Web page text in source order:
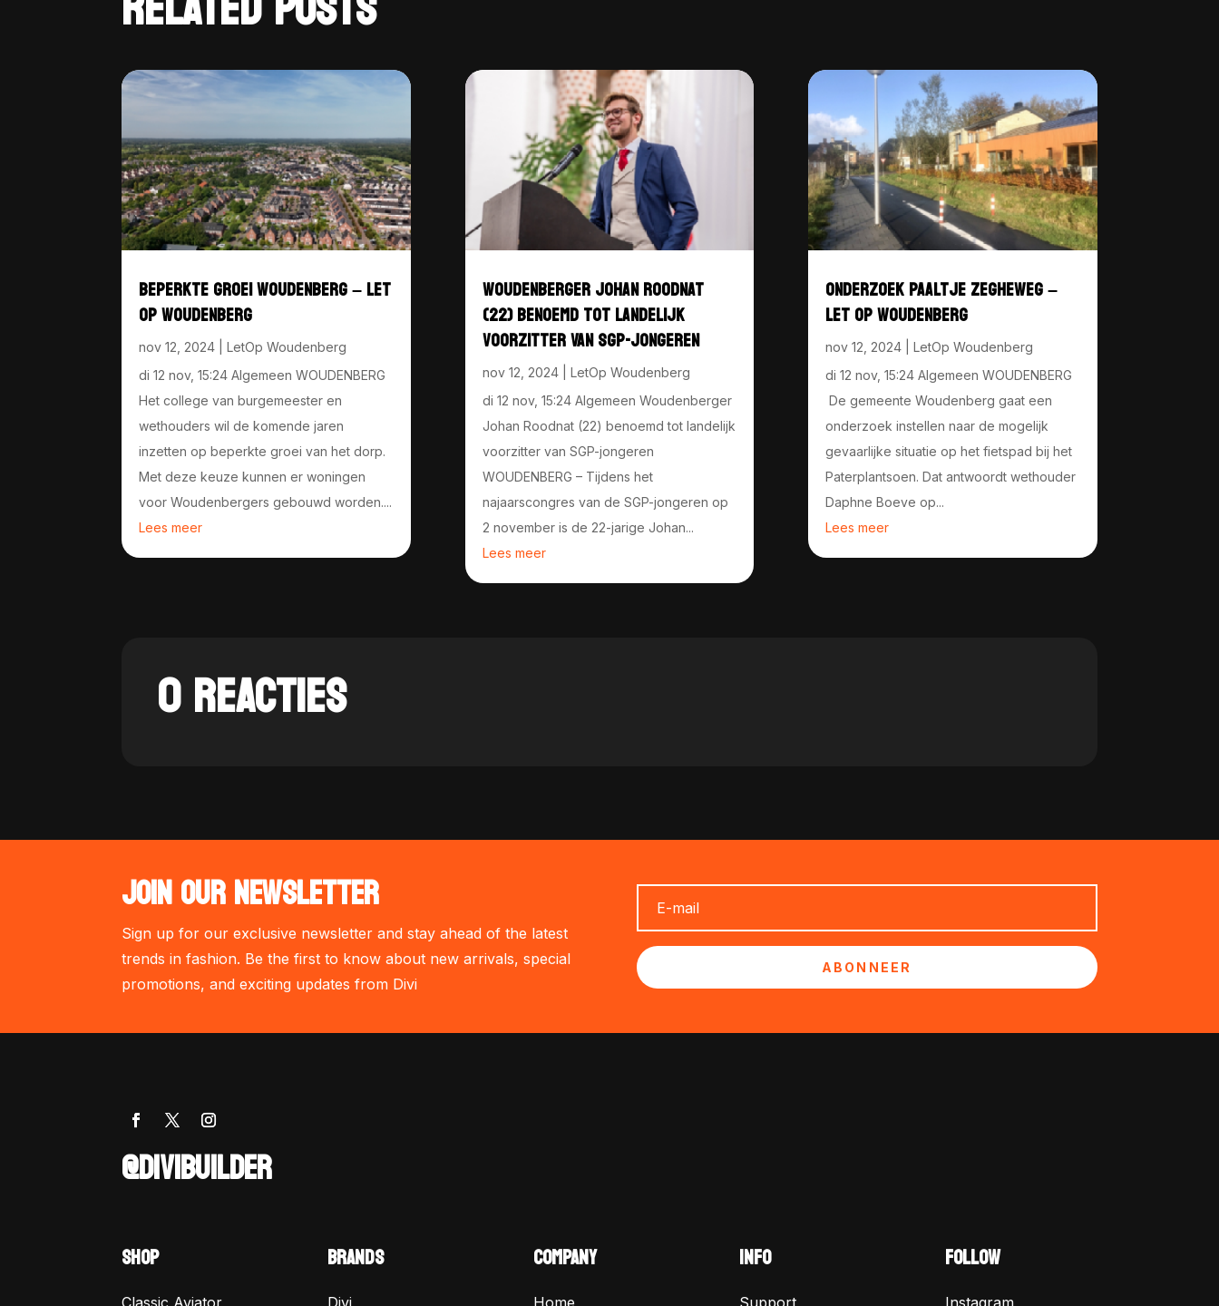
BEPERKTE GROEI WOUDENBERG – LET
OP WOUDENBERG
nov 12, 2024 |LetOp Woudenberg
di 12 nov, 15:24 Algemeen WOUDENBERG
Het college van burgemeester en
wethouders wil de komende jaren
inzetten op beperkte groei van het dorp.
Met deze keuze kunnen er woningen
voor Woudenbergers gebouwd worden....
Lees meer
WOUDENBERGER JOHAN ROODNAT
(22) BENOEMD TOT LANDELIJK
VOORZITTER VAN SGP-JONGEREN
nov 12, 2024| LetOp Woudenberg
di 12 nov, 15:24 Algemeen Woudenberger
Johan Roodnat (22) benoemd tot landelijk
voorzitter van SGP-jongeren
WOUDENBERG – Tijdens het
najaarscongres van de SGP-jongeren op
2 november is de 22-jarige Johan...
Lees meer
ONDERZOEK PAALTJE ZEGHEWEG –
LET OP WOUDENBERG
nov 12, 2024| LetOp Woudenberg
di 12 nov, 15:24 Algemeen WOUDENBERG
De gemeente Woudenberg gaat een
onderzoek instellen naar de mogelijk
gevaarlijke situatie op het fietspad bij het
Paterplantsoen. Dat antwoordt wethouder
Daphne Boeve op...
Lees meer
0 REACTIES
JOIN OUR NEWSLETTER
Sign up for our exclusive newsletter and stay ahead of the latest
trends in fashion. Be the first to know about new arrivals, special
promotions, and exciting updates from Divi
ABONNEER
@DIVIBUILDER
SHOP
Classic Aviator
BRANDS
Divi
COMPANY
Home
INFO
Support
FOLLOW
Instagram